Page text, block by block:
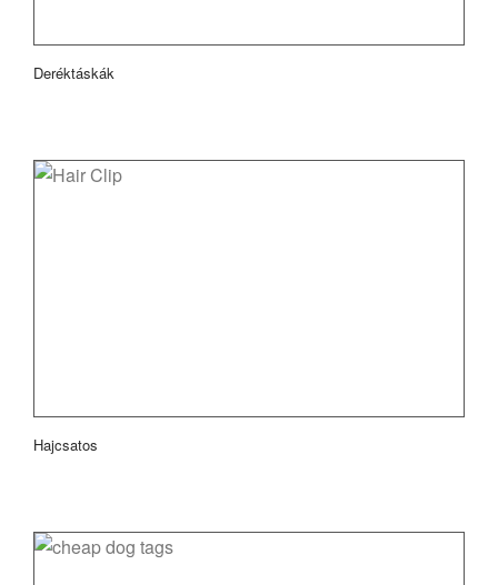
Deréktáskák
Hajcsatos